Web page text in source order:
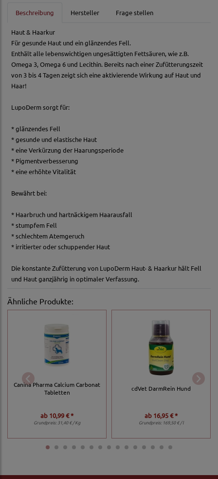
Beschreibung Hersteller Frage stellen
Haut & Haarkur
Für gesunde Haut und ein glänzendes Fell.
Enthält alle lebenswichtigen ungesättigten Fettsäuren, wie z.B.
Omega 3, Omega 6 und Lecithin. Bereits nach einer Zufütterungszeit
von 3 bis 4 Tagen zeigt sich eine aktivierende Wirkung auf Haut und
Haar!
LupoDerm sorgt für:
* glänzendes Fell
* gesunde und elastische Haut
* eine Verkürzung der Haarungsperiode
* Pigmentverbesserung
* eine erhöhte Vitalität
Bewährt bei:
* Haarbruch und hartnäckigem Haarausfall
* stumpfem Fell
* schlechtem Atemgeruch
* irritierter oder schuppender Haut
Die konstante Zufütterung von LupoDerm Haut- & Haarkur hält Fell
und Haut ganzjährig in optimaler Verfassung.
Ähnliche Produkte:
Canina Pharma Calcium Carbonat
Tabletten
ab 10,99 € *
Grundpreis:31,40 € / Kg
cdVet DarmRein Hund
ab 16,95 € *
Grundpreis: 169,50 € / l